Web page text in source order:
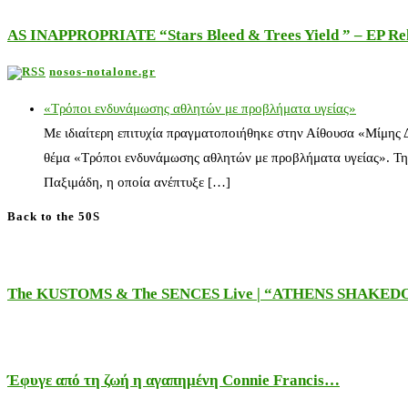
AS INAPPROPRIATE “Stars Bleed & Trees Yield ” – EP
nosos-notalone.gr
«Τρόποι ενδυνάμωσης αθλητών με προβλήματα υγείας»
Με ιδιαίτερη επιτυχία πραγματοποιήθηκε στην Αίθουσα
θέμα «Τρόποι ενδυνάμωσης αθλητών με προβλήματα υγείας».
Παξιμάδη, η οποία ανέπτυξε […]
Back to the 50S
The KUSTOMS & The SENCES Live | “ATHENS
Έφυγε από τη ζωή η αγαπημένη Connie Francis…